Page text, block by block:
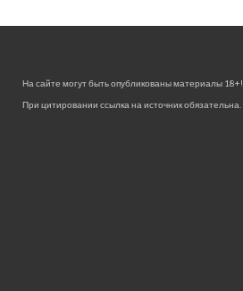
На сайте могут быть опубликованы материалы 18+!
При цитировании ссылка на источник обязательна.